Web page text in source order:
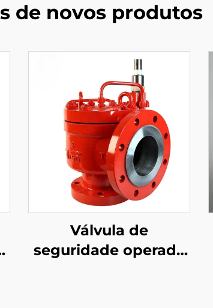
de novos produtos
Válvula de
seguridade operada